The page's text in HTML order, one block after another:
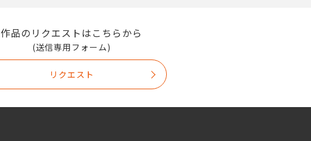
作品のリクエストはこちらから
(送信専用フォーム)
リクエスト